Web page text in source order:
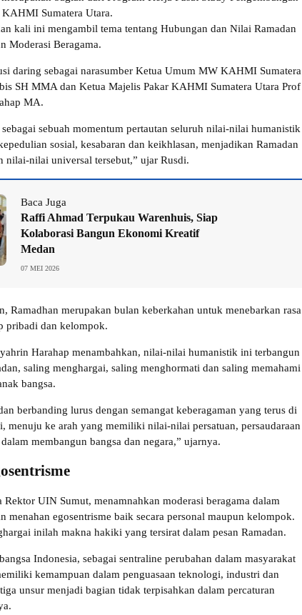
Sumatera Utara.
kali ini mengambil tema tentang Hubungan dan Nilai Ramadan
Moderasi Beragama.
daring sebagai narasumber Ketua Umum MW KAHMI Sumatera
SH MMA dan Ketua Majelis Pakar KAHMI Sumatera Utara Prof
MA.
sebuah momentum pertautan seluruh nilai-nilai humanistik
sosial, kesabaran dan keikhlasan, menjadikan Ramadan
nilai-nilai universal tersebut,” ujar Rusdi.
Baca Juga
Raffi Ahmad Terpukau Warenhuis, Siap
Kolaborasi Bangun Ekonomi Kreatif
Medan
07 MEI 2026
Ramadhan merupakan bulan keberkahan untuk menebarkan rasa
pribadi dan kelompok.
Harahap menambahkan, nilai-nilai humanistik ini terbangun
saling menghargai, saling menghormati dan saling memahami
bangsa.
berbanding lurus dengan semangat keberagaman yang terus di
menuju ke arah yang memiliki nilai-nilai persatuan, persaudaraan
membangun bangsa dan negara,” ujarnya.
Rektor UIN Sumut, menamnahkan moderasi beragama dalam
menahan egosentrisme baik secara personal maupun kelompok.
inilah makna hakiki yang tersirat dalam pesan Ramadan.
Indonesia, sebagai sentraline perubahan dalam masyarakat
kemampuan dalam penguasaan teknologi, industri dan
unsur menjadi bagian tidak terpisahkan dalam percaturan